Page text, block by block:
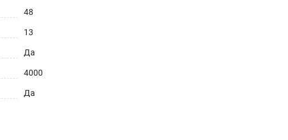
48
13
Да
4000
Да